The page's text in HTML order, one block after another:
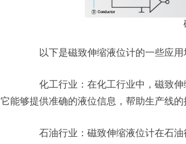
以下是磁致伸缩液位计的一些应用
化工行业：在化工行业中，磁致伸
它能够提供准确的液位信息，帮助生产线的
石油行业：磁致伸缩液位计在石油